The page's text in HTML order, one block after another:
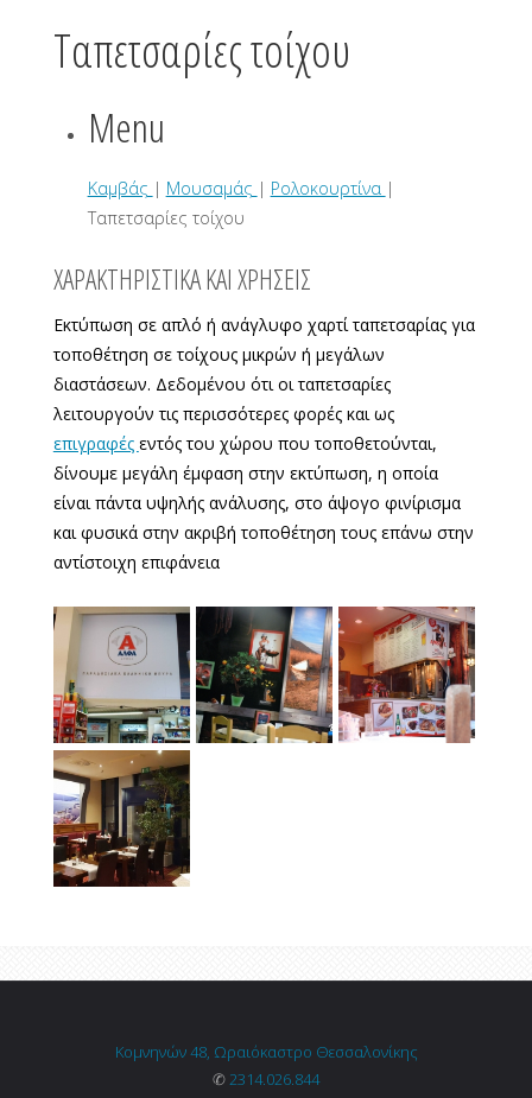
Ταπετσαρίες τοίχου
Menu
Καμβάς | Μουσαμάς | Ρολοκουρτίνα |
Ταπετσαρίες τοίχου
ΧΑΡΑΚΤΗΡΙΣΤΙΚΑ ΚΑΙ ΧΡΗΣΕΙΣ
Εκτύπωση σε απλό ή ανάγλυφο χαρτί ταπετσαρίας για
τοποθέτηση σε τοίχους μικρών ή μεγάλων
διαστάσεων. Δεδομένου ότι οι ταπετσαρίες
λειτουργούν τις περισσότερες φορές και ως
επιγραφές εντός του χώρου που τοποθετούνται,
δίνουμε μεγάλη έμφαση στην εκτύπωση, η οποία
είναι πάντα υψηλής ανάλυσης, στο άψογο φινίρισμα
και φυσικά στην ακριβή τοποθέτηση τους επάνω στην
αντίστοιχη επιφάνεια
Κομνηνών 48, Ωραιόκαστρο Θεσσαλονίκης
✆2314.026.844